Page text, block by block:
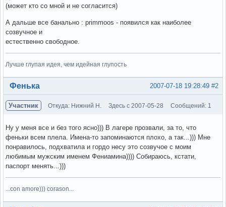
(может кто со мной и не согласится)
А дальше все банально : primmoos - появился как наиболее
созвучное и
естественно свободное.
Лучше глупая идея, чем идейная глупость
Вне форума #2
2007-07-18 19:28:49
Фенька
Участник Откуда: Нижний Н. Здесь с 2007-05-28 Сообщений: 1
Ну у меня все и без того ясно))) В лагере прозвали, за то, что
феньки всем плела. Имена-то запоминаются плохо, а так...))) Мне
понравилось, подхватила и гордо несу это созвучое с моим
любимым мужским именем Фениамина)))) Собираюсь, кстати,
паспорт менять...)))
...con amore))) corason...